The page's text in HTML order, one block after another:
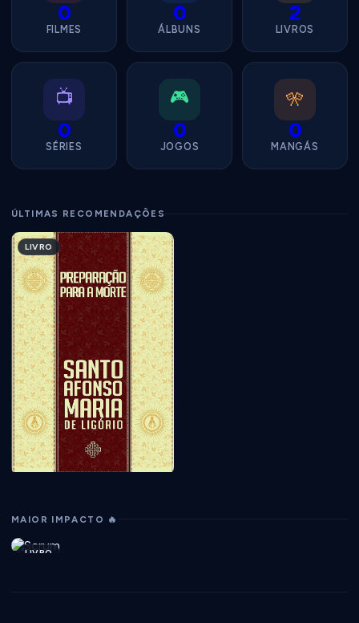
0
FILMES
0
ÁLBUNS
2
LIVROS
📺
0
SÉRIES
🎮
0
JOGOS
🎌
0
MANGÁS
ÚLTIMAS RECOMENDAÇÕES
LIVRO
MAIOR IMPACTO 🔥
LIVRO